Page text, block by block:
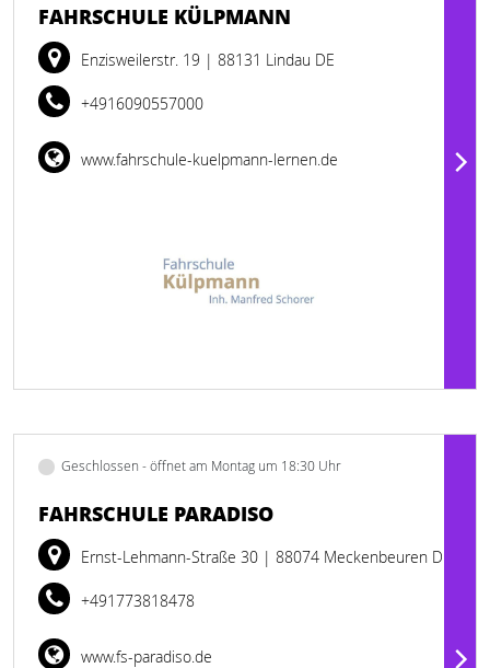
FAHRSCHULE KÜLPMANN
Enzisweilerstr. 19 | 88131 Lindau DE
+4916090557000
www.fahrschule-kuelpmann-lernen.de
Geschlossen - öffnet am Montag um 18:30 Uhr
FAHRSCHULE PARADISO
Ernst-Lehmann-Straße 30 | 88074 Meckenbeuren DE
+491773818478
www.fs-paradiso.de